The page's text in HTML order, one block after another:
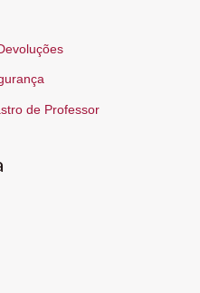
de Professor